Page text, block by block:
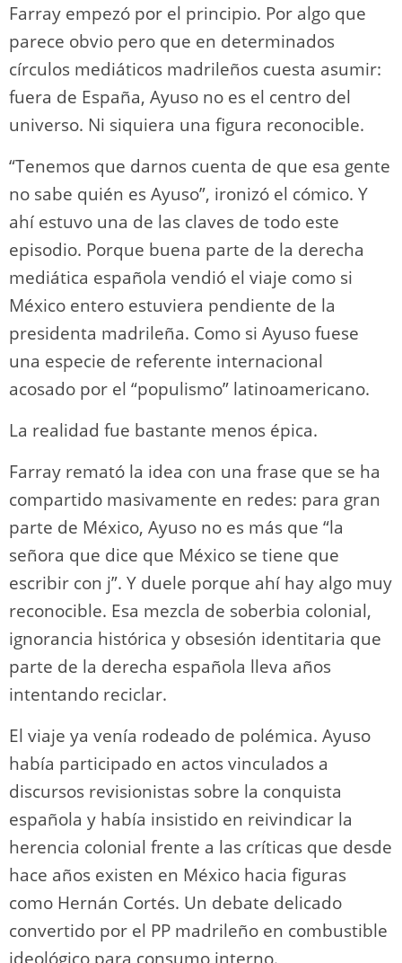
Farray empezó por el principio. Por algo que
parece obvio pero que en determinados
círculos mediáticos madrileños cuesta asumir:
fuera de España, Ayuso no es el centro del
universo. Ni siquiera una figura reconocible.
“Tenemos que darnos cuenta de que esa gente
no sabe quién es Ayuso”, ironizó el cómico. Y
ahí estuvo una de las claves de todo este
episodio. Porque buena parte de la derecha
mediática española vendió el viaje como si
México entero estuviera pendiente de la
presidenta madrileña. Como si Ayuso fuese
una especie de referente internacional
acosado por el “populismo” latinoamericano.
La realidad fue bastante menos épica.
Farray remató la idea con una frase que se ha
compartido masivamente en redes: para gran
parte de México, Ayuso no es más que “la
señora que dice que México se tiene que
escribir con j”. Y duele porque ahí hay algo muy
reconocible. Esa mezcla de soberbia colonial,
ignorancia histórica y obsesión identitaria que
parte de la derecha española lleva años
intentando reciclar.
El viaje ya venía rodeado de polémica. Ayuso
había participado en actos vinculados a
discursos revisionistas sobre la conquista
española y había insistido en reivindicar la
herencia colonial frente a las críticas que desde
hace años existen en México hacia figuras
como Hernán Cortés. Un debate delicado
convertido por el PP madrileño en combustible